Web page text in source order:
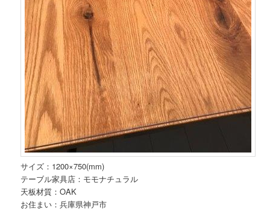
サイズ：1200×750(mm)
テーブル家具店：モモナチュラル
天板材質：OAK
お住まい：兵庫県神戸市